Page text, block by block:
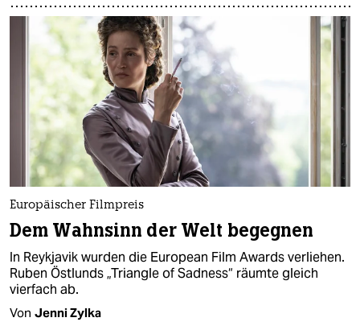
Europäischer Filmpreis
Dem Wahnsinn der Welt begegnen
In Reykjavik wurden die European Film Awards verliehen.
Ruben Östlunds „Triangle of Sadness“ räumte gleich
vierfach ab.
Von Jenni Zylka